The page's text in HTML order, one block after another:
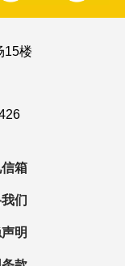
15楼
箱
们
明